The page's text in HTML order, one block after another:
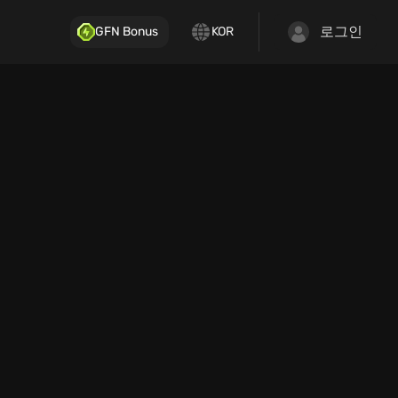
GFN Bonus KOR 로그인